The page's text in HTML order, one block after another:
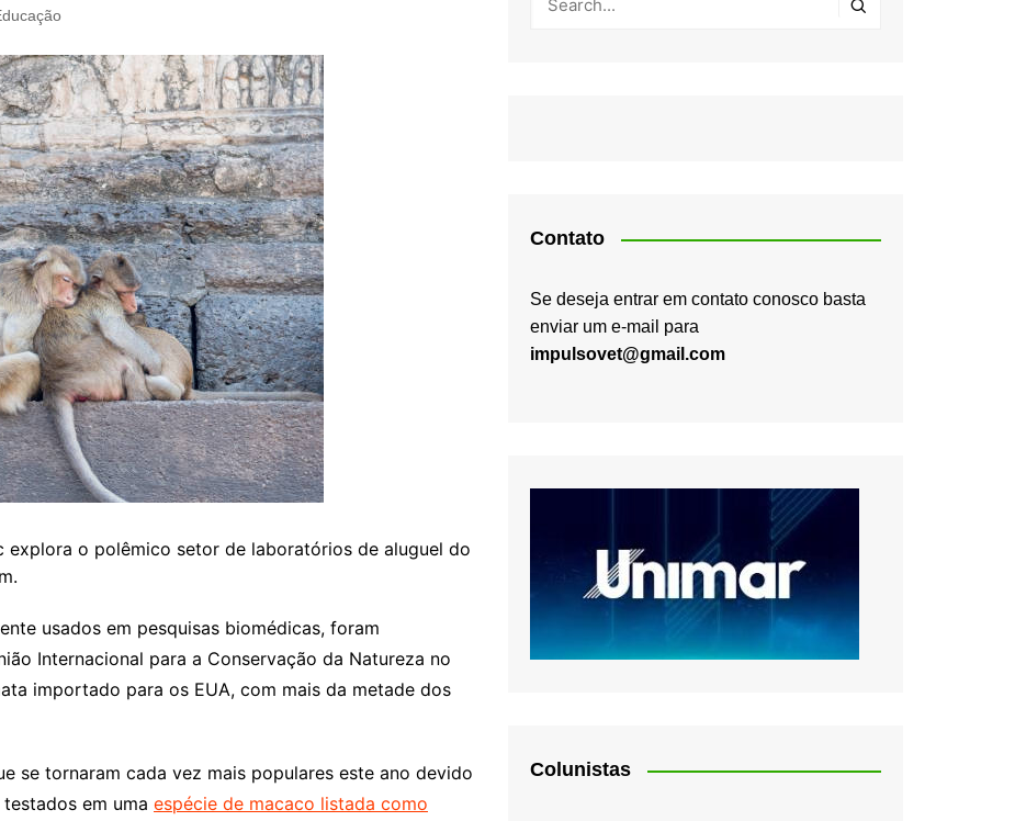
explora o polêmico setor de laboratórios de aluguel do
usados em pesquisas biomédicas, foram
Internacional para a Conservação da Natureza no
importado para os EUA, com mais da metade dos
se tornaram cada vez mais populares este ano devido
em uma espécie de macaco listada como
Contato
Se deseja entrar em contato conosco basta
enviar um e-mail para
impulsovet@gmail.com
Colunistas